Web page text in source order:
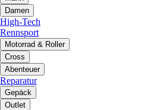
Damen
High-Tech
Rennsport
Motorrad & Roller
Cross
Abenteuer
Reparatur
Gepäck
Outlet